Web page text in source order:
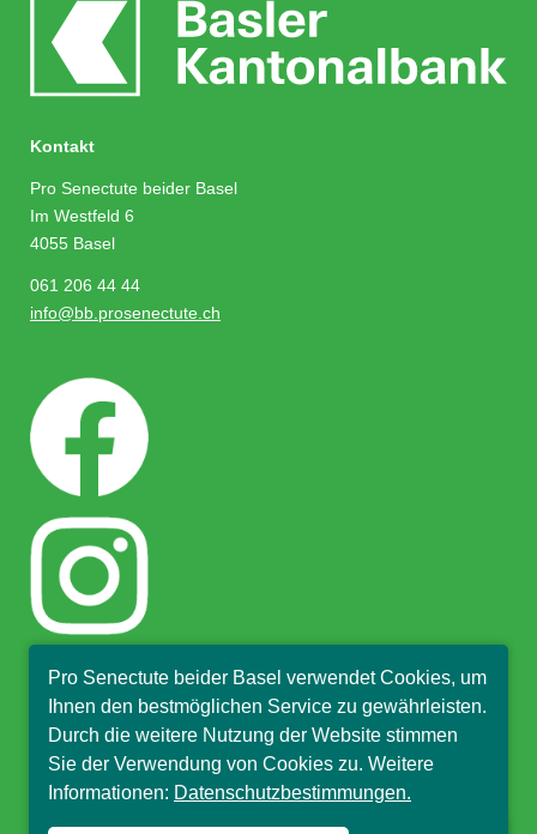
Kontakt
Pro Senectute beider Basel
Im Westfeld 6
4055 Basel
061 206 44 44
info@bb.prosenectute.ch
© Pro Senectute beider Basel, 2018
Pro Senectute beider Basel verwendet Cookies, um
Ihnen den bestmöglichen Service zu gewährleisten.
Durch die weitere Nutzung der Website stimmen
Sie der Verwendung von Cookies zu. Weitere
Informationen: Datenschutzbestimmungen.
Hallo, ich bin Sophia und
beantworte gerne Ihre
Fragen.
close